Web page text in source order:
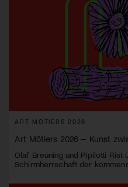
ART MÔTIERS 2026
Art Môtiers 2026 – Kunst
Olaf Breuning und Pipilotti Rist
Schirmherrschaft der